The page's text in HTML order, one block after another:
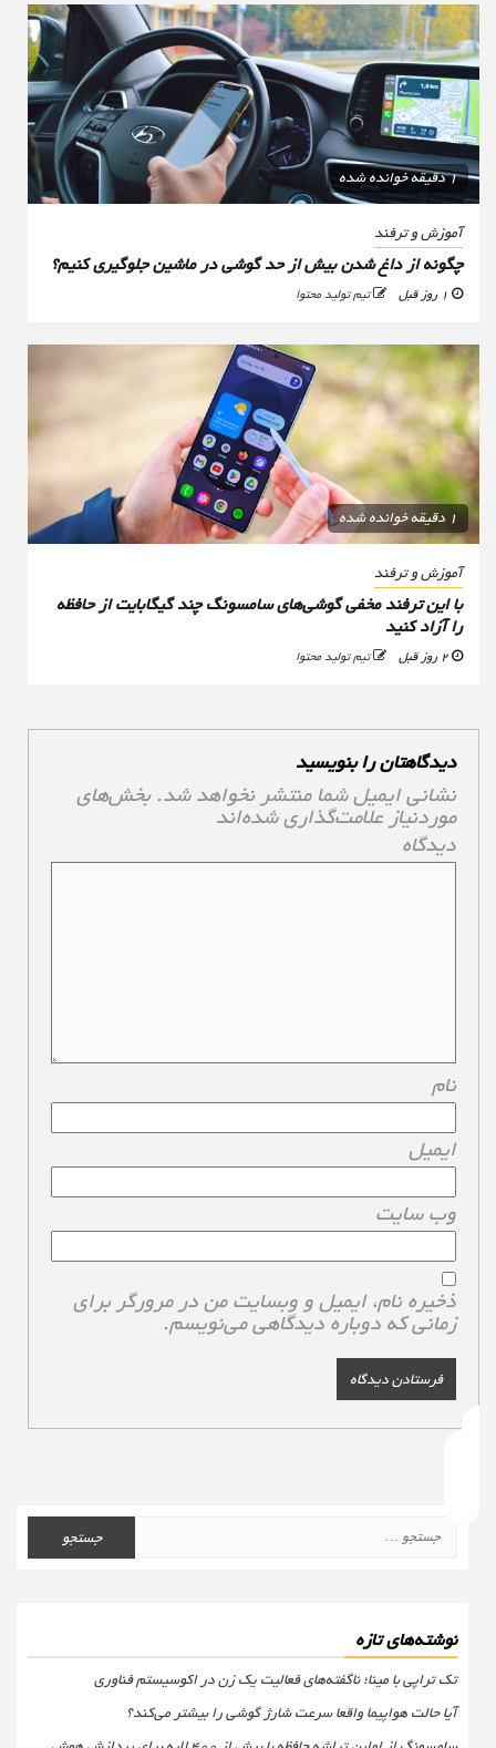
1 دقیقه خوانده شده
آموزش و ترفند
چگونه از داغ شدن بیش از حد گوشی در ماشین جلوگیری کنیم؟
تیم تولید محتوا
1 دقیقه خوانده شده
آموزش و ترفند
با این ترفند مخفی گوشی‌های سامسونگ چند گیگابایت از حافظه
را آزاد کنید
تیم تولید محتوا
دیدگاهتان را بنویسید
نشانی ایمیل شما منتشر نخواهد شد.بخش‌های
موردنیاز علامت‌گذاری شده‌اند*
دیدگاه*
نام*
ایمیل*
وب‌ سایت
ذخیره نام، ایمیل و وبسایت من در مرورگر برای
زمانی که دوباره دیدگاهی می‌نویسم.
جستجو
برای:
نوشته‌های تازه
تک تراپی با مینا؛ ناگفته‌های فعالیت یک زن در اکوسیستم فناوری
آیا حالت هواپیما واقعا سرعت شارژ گوشی را بیشتر می‌کند؟